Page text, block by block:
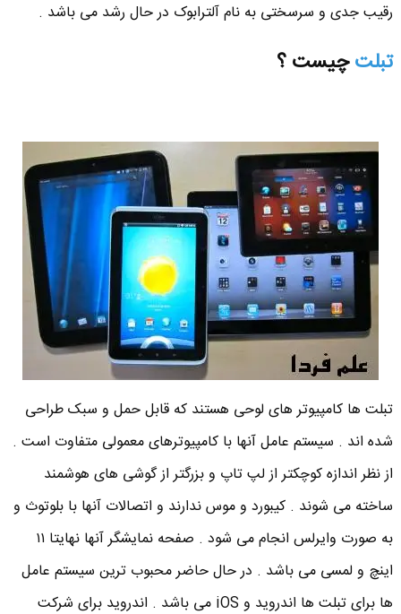
رقیب جدی و سرسختی به نام آلترابوک در حال رشد می باشد .
تبلتچیست ؟
تبلت ها کامپیوتر های لوحی هستند که قابل حمل و سبک طراحی
شده اند . سیستم عامل آنها با کامپیوترهای معمولی متفاوت است .
از نظر اندازه کوچکتر از لپ تاپ و بزرگتر از گوشی های هوشمند
ساخته می شوند . کیبورد و موس ندارند و اتصالات آنها با بلوتوث و
به صورت وایرلس انجام می شود . صفحه نمایشگر آنها نهایتا ۱۱
اینچ و لمسی می باشد . در حال حاضر محبوب ترین سیستم عامل
ها برای تبلت ها اندروید و iOS می باشد . اندروید برای شرکت